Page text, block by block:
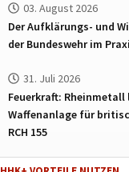
03. August 2026
Der Aufklärungs- und
der Bundeswehr im
31. Juli 2026
Feuerkraft:
Waffenanlage für
RCH 155